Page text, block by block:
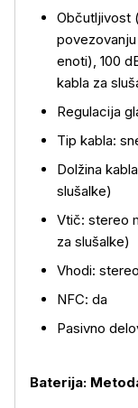
Občutljivost
enoti), 100
kabla za
Regulacija
Tip kabla:
Dolžina
slušalke)
Vtič: stereo
za slušalke)
Vhodi:
NFC: da
Pasivno
Baterija: